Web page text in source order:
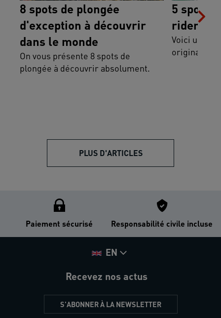
8 spots de plongée
d'exception à découvrir
dans le monde
On vous présente 8 spots de
plongée à découvrir absolument.
5 spots
rider en
Voici une
originaux à
PLUS D'ARTICLES
Paiement sécurisé Responsabilité civile incluse
EN
Recevez nos actus
S'ABONNER À LA NEWSLETTER